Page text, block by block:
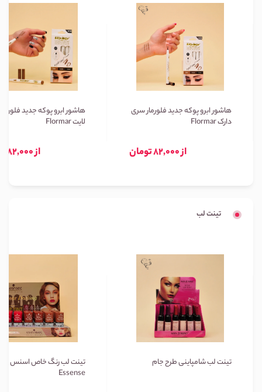
هاشور ابرو پوکه جدید فلورمار سری
دارک Flormar
از 82,000 تومان
هاشور ابرو پوکه جدید
لایت Flormar
از 82,000 تومان
تینت لب
تینت لب شامپاینی طرح جام
تینت لب رنگ خاص اسنس
Essense